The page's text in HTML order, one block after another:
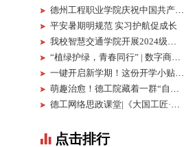
德州工程职业学院庆祝中国共产党成立105周年MV《旗帜》上线！用歌声唱响百年信仰！
平安暑期明规范 实习护航促成长
我校智慧交通学院开展2024级学生职业生涯规划专题党课
“植绿护绿，青春同行” | 数字商贸学院开展植树节主题活动
一键开启新学期！这份开学小贴士请收好
萌趣治愈！德工院藏着一群“自然小伙伴”
德工网络思政课堂|《大国工匠·技能报国系列讲堂》第四期—技能报国“小”工种里面的大教授
点击排行